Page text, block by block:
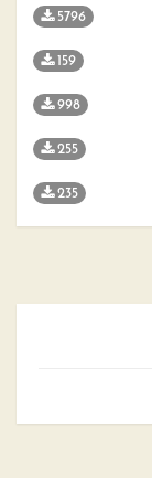
5796
159
998
255
235